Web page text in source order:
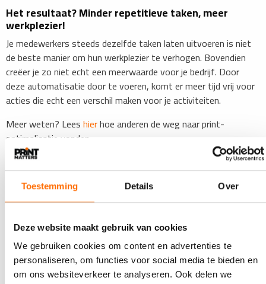
Toestemming Details Over
Deze website maakt gebruik van cookies
We gebruiken cookies om content en advertenties te
personaliseren, om functies voor social media te bieden en
om ons websiteverkeer te analyseren. Ook delen we
Het resultaat? Minder repetitieve taken, meer
werkplezier!
Je medewerkers steeds dezelfde taken laten uitvoeren is niet
de beste manier om hun werkplezier te verhogen. Bovendien
creëer je zo niet echt een meerwaarde voor je bedrijf. Door
deze automatisatie door te voeren, komt er meer tijd vrij voor
acties die echt een verschil maken voor je activiteiten.
Meer weten? Leeshierhoe anderen de weg naar print-
optimalisatie vonden.
Lees ook